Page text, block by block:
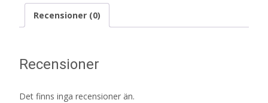
Recensioner (0)
Recensioner
Det finns inga recensioner än.